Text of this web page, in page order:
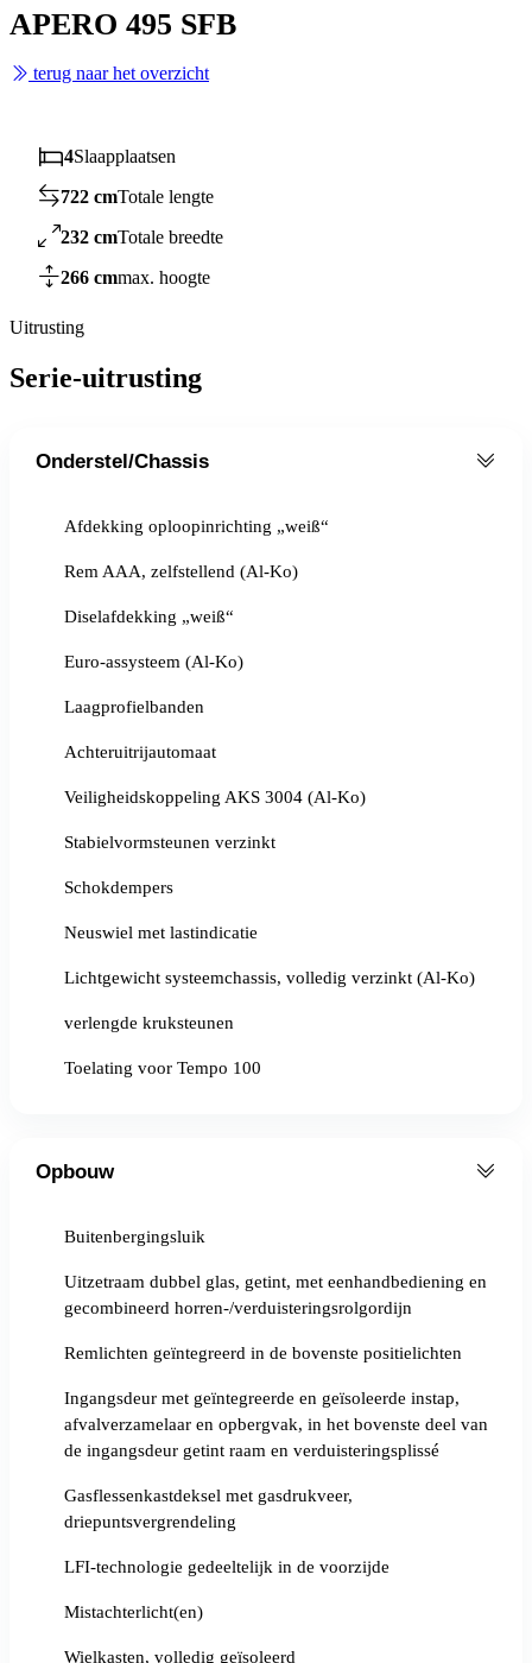
APERO 495 SFB
terug naar het overzicht
4Slaapplaatsen
722 cmTotale lengte
232 cmTotale breedte
266 cmmax. hoogte
Uitrusting
Serie-uitrusting
Onderstel/Chassis
Afdekking oploopinrichting „weiß“
Rem AAA, zelfstellend (Al-Ko)
Diselafdekking „weiß“
Euro-assysteem (Al-Ko)
Laagprofielbanden
Achteruitrijautomaat
Veiligheidskoppeling AKS 3004 (Al-Ko)
Stabielvormsteunen verzinkt
Schokdempers
Neuswiel met lastindicatie
Lichtgewicht systeemchassis, volledig verzinkt (Al-Ko)
verlengde kruksteunen
Toelating voor Tempo 100
Opbouw
Buitenbergingsluik
Uitzetraam dubbel glas, getint, met eenhandbediening en
gecombineerd horren-/verduisteringsrolgordijn
Remlichten geïntegreerd in de bovenste positielichten
Ingangsdeur met geïntegreerde en geïsoleerde instap,
afvalverzamelaar en opbergvak, in het bovenste deel van
de ingangsdeur getint raam en verduisteringsplissé
Gasflessenkastdeksel met gasdrukveer,
driepuntsvergrendeling
LFI-technologie gedeeltelijk in de voorzijde
Mistachterlicht(en)
Wielkasten, volledig geïsoleerd